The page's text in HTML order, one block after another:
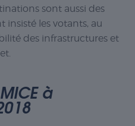
sont aussi des
insisté les votants, au
des infrastructures et
à